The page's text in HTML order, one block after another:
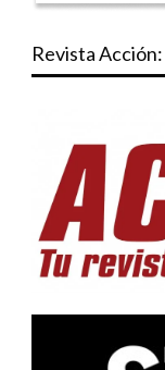
Revista